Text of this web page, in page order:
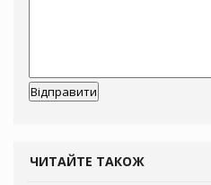
ЧИТАЙТЕ ТАКОЖ